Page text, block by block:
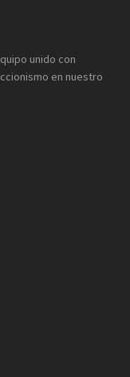
unido con
en nuestro